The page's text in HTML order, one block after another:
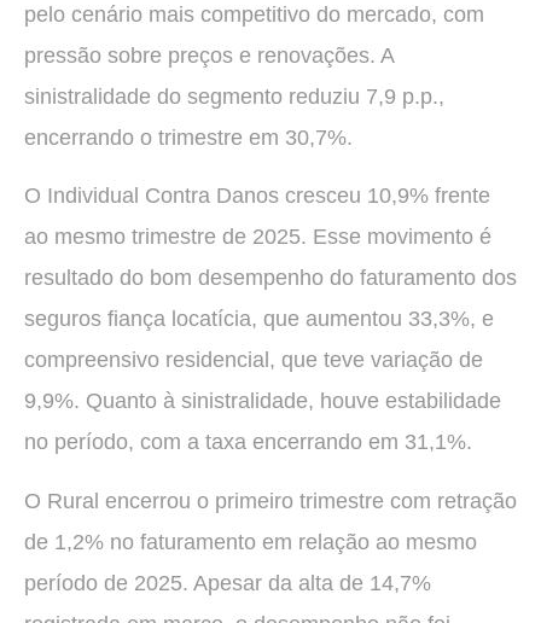
pelo cenário mais competitivo do mercado, com
pressão sobre preços e renovações. A
sinistralidade do segmento reduziu 7,9 p.p.,
encerrando o trimestre em 30,7%.
O Individual Contra Danos cresceu 10,9% frente
ao mesmo trimestre de 2025. Esse movimento é
resultado do bom desempenho do faturamento dos
seguros fiança locatícia, que aumentou 33,3%, e
compreensivo residencial, que teve variação de
9,9%. Quanto à sinistralidade, houve estabilidade
no período, com a taxa encerrando em 31,1%.
O Rural encerrou o primeiro trimestre com retração
de 1,2% no faturamento em relação ao mesmo
período de 2025. Apesar da alta de 14,7%